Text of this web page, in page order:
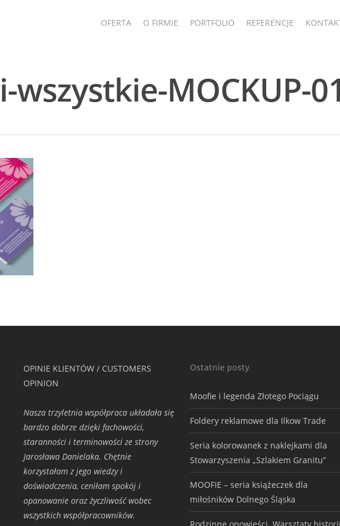
OFERTA O FIRMIE PORTFOLIO REFERENCJE
MOCKUP-01
OPINIE KLIENTÓW / CUSTOMERS
OPINION
Nasza trzyletnia współpraca układała się
bardzo dobrze dzięki fachowości,
staranności i terminowości ze strony
Jarosława Danielaka. Chętnie
korzystałam z jego wiedzy i
doświadczenia, ceniłam spokój i
opanowanie oraz życzliwość wobec
wszystkich współpracowników.
Ostatnie posty
Moofie i legenda Złotego Pociągu
Foldery reklamowe dla Ilkow Trade
Seria kolorowanek z naklejkami dla
Stowarzyszenia „Szlakiem Granitu”
MOOFIE – seria książeczek dla
miłośników Dolnego Śląska